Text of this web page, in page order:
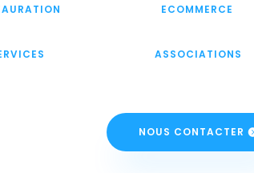
ECOMMERCE
ASSOCIATIONS
NOUS CONTACTER